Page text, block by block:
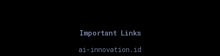
Important Links
ai-innovation.id